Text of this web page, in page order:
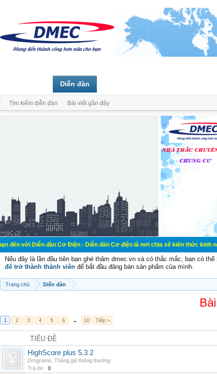
đàn Cơ Điện - Diễn đàn Cơ điện là nơi chia sẽ kiến thức kinh nghiệm
Nếu đây là lần đầu tiên bạn ghé thăm dmec.vn và có thắc mắc, bạn có
để trở thành thành viên để bắt đầu đăng bán sản phẩm của mình.
Trang chủ Diễn đàn
1 2 3 4 5 6 → 10 Tiếp >
TIÊU ĐỀ
HighScore plus 5.3 2
Drograms Thông gió thông thường
Trả lời:
0
Diễn đàn
Tìm kiếm diễn đàn Bài viết gần đây